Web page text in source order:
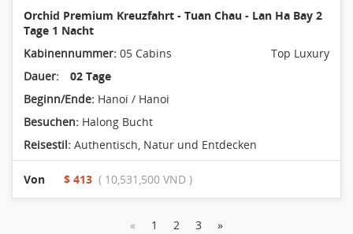
Orchid Premium Kreuzfahrt - Tuan Chau - Lan Ha Bay 2
Tage 1 Nacht
Kabinennummer: 05 Cabins
Top Luxury
Dauer:
02 Tage
Beginn/Ende: Hanoi / Hanoi
Besuchen: Halong Bucht
Reisestil: Authentisch Natur und Entdecken
Von $ 413 ( 10,531,500 VND )
« 1 2 3 »